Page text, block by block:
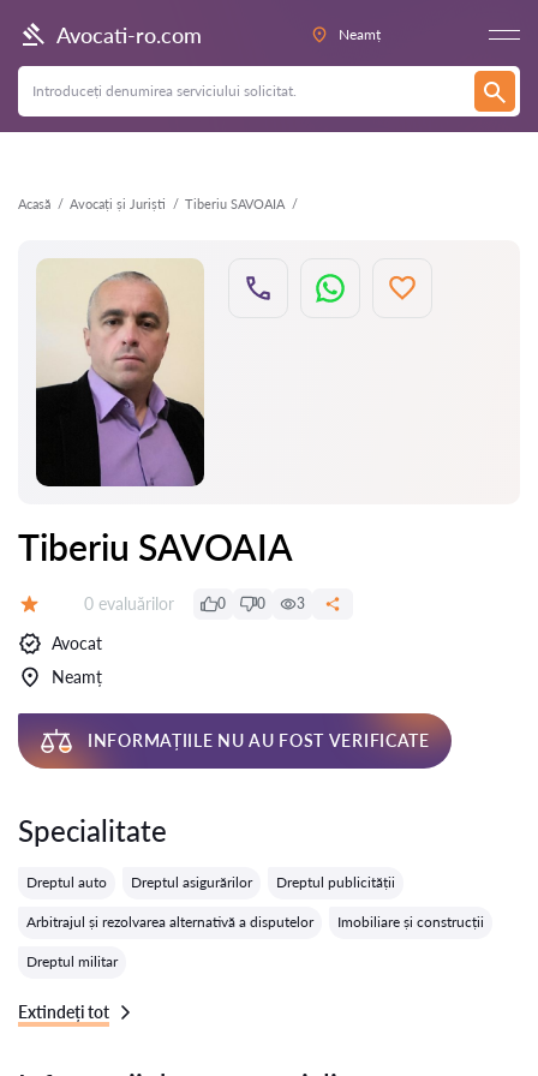
Avocati-ro.com Neamț
Acasă Avocați și Juriști Tiberiu SAVOAIA
Înapoi
Tiberiu SAVOAIA
Evaluărilor:
0 evaluărilor 0 0 3
Avocat
Neamț
INFORMAȚIILE NU AU FOST VERIFICATE
Specialitate
Dreptul auto Dreptul asigurărilor Dreptul publicității
Arbitrajul și rezolvarea alternativă a disputelor Imobiliare și construcții
Dreptul militar
Extindeți tot